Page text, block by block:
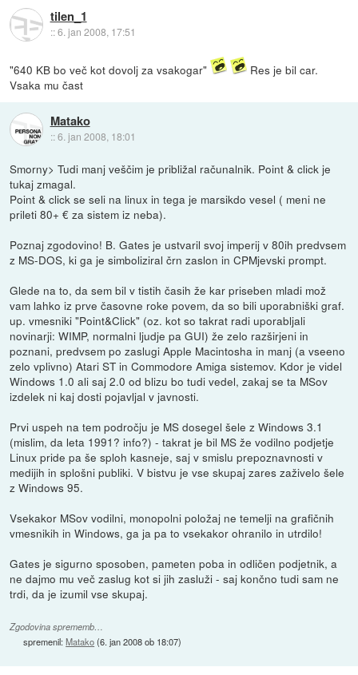
tilen_1
::6. jan 2008, 17:51
"640 KB bo več kot dovolj za vsakogar"
Res je bil car.
Vsaka mu čast
Matako
::6. jan 2008, 18:01
Smorny> Tudi manj veščim je približal računalnik. Point & click je
tukaj zmagal.
Point & click se seli na linux in tega je marsikdo vesel ( meni ne
prileti 80+ € za sistem iz neba).
Poznaj zgodovino! B. Gates je ustvaril svoj imperij v 80ih predvsem
z MS-DOS, ki ga je simboliziral črn zaslon in CPMjevski prompt.
Glede na to, da sem bil v tistih časih že kar priseben mladi mož
vam lahko iz prve časovne roke povem, da so bili uporabniški graf.
up. vmesniki "Point&Click" (oz. kot so takrat radi uporabljali
novinarji: WIMP, normalni ljudje pa GUI) že zelo razširjeni in
poznani, predvsem po zaslugi Apple Macintosha in manj (a vseeno
zelo vplivno) Atari ST in Commodore Amiga sistemov. Kdor je videl
Windows 1.0 ali saj 2.0 od blizu bo tudi vedel, zakaj se ta MSov
izdelek ni kaj dosti pojavljal v javnosti.
Prvi uspeh na tem področju je MS dosegel šele z Windows 3.1
(mislim, da leta 1991? info?) - takrat je bil MS že vodilno podjetje
Linux pride pa še sploh kasneje, saj v smislu prepoznavnosti v
medijih in splošni publiki. V bistvu je vse skupaj zares zaživelo šele
z Windows 95.
Vsekakor MSov vodilni, monopolni položaj ne temelji na grafičnih
vmesnikih in Windows, ga ja pa to vsekakor ohranilo in utrdilo!
Gates je sigurno sposoben, pameten poba in odličen podjetnik, a
ne dajmo mu več zaslug kot si jih zasluži - saj končno tudi sam ne
trdi, da je izumil vse skupaj.
Zgodovina sprememb…
spremenil:Matako(6. jan 2008 ob 18:07)